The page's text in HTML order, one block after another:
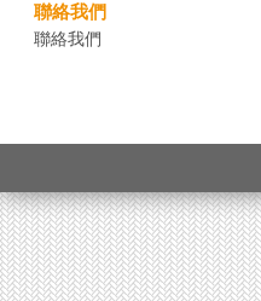
聯絡我們
聯絡我們